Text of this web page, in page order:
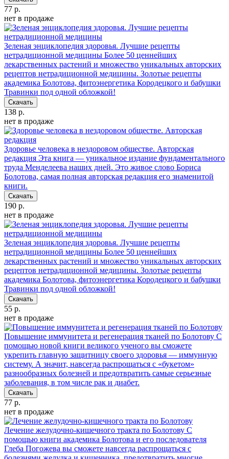
77 р.
нет в продаже
Зеленая энциклопедия здоровья. Лучшие рецепты
нетрадиционной медицины Более 50 ценнейших
лекарственных растений и множество уникальных авторских
рецептов нетрадиционной медицины. Золотые рецепты
академика Болотова, фитоэнергетика Кородецкого и бабушки
Травинки под одной обложкой!
Скачать
138 р.
нет в продаже
Здоровье человека в нездоровом обществе. Авторская
редакция Эта книга — уникальное издание фундаментального
труда Менделеева наших дней. Это живое слово Бориса
Болотова, самая полная авторская редакция его знаменитой
книги.
Скачать
190 р.
нет в продаже
Зеленая энциклопедия здоровья. Лучшие рецепты
нетрадиционной медицины Более 50 ценнейших
лекарственных растений и множество уникальных авторских
рецептов нетрадиционной медицины. Золотые рецепты
академика Болотова, фитоэнергетика Кородецкого и бабушки
Травинки под одной обложкой!
Скачать
55 р.
нет в продаже
Повышение иммунитета и регенерация тканей по Болотову С
помощью новой книги великого ученого вы сможете
укрепить главную защитницу своего здоровья — иммунную
систему. А значит, навсегда распрощаться с «букетом»
разнообразных болезней и предотвратить самые серьезные
заболевания, в том числе рак и диабет.
Скачать
77 р.
нет в продаже
Лечение желудочно-кишечного тракта по Болотову С
помощью книги академика Болотова и его последователя
Глеба Погожева вы сможете навсегда распрощаться с